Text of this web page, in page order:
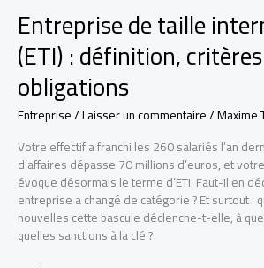
Entreprise de taille
(ETI) : définition,
obligations
Entreprise/Laisser un commentaire/Maxime
Votre effectif a franchi les 260 salariés l’an
d’affaires dépasse 70 millions d’euros, et
évoque désormais le terme d’ETI. Faut-il en
entreprise a changé de catégorie ? Et surtout :
nouvelles cette bascule déclenche-t-elle, à
quelles sanctions à la clé ?